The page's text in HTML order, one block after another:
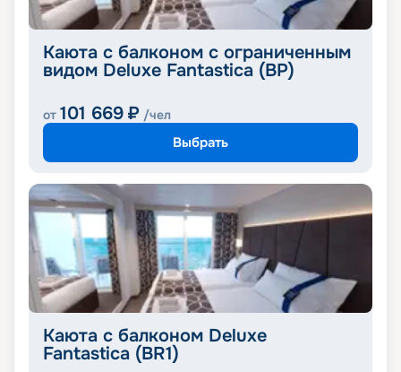
Каюта с балконом с ограниченным
видом Deluxe Fantastica (BP)
от 101 669 ₽ /чел
Выбрать
Каюта с балконом Deluxe
Fantastica (BR1)